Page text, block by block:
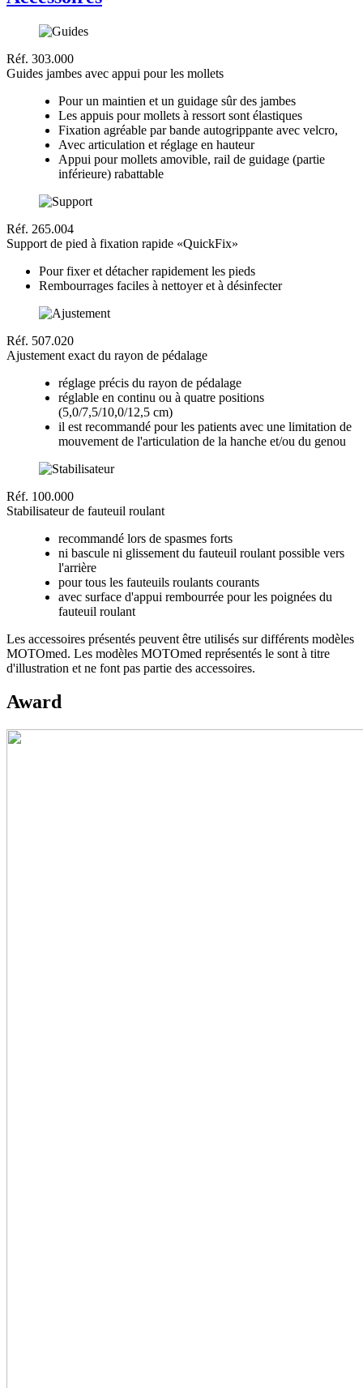
Réf. 303.000
Guides jambes avec appui pour les mollets
Pour un maintien et un guidage sûr des jambes
Les appuis pour mollets à ressort sont élastiques
Fixation agréable par bande autogrippante avec velcro,
Avec articulation et réglage en hauteur
Appui pour mollets amovible, rail de guidage (partie
inférieure) rabattable
Réf. 265.004
Support de pied à fixation rapide «QuickFix»
Pour fixer et détacher rapidement les pieds
Rembourrages faciles à nettoyer et à désinfecter
Réf. 507.020
Ajustement exact du rayon de pédalage
réglage précis du rayon de pédalage
réglable en continu ou à quatre positions
(5,0/7,5/10,0/12,5 cm)
il est recommandé pour les patients avec une limitation de
mouvement de l'articulation de la hanche et/ou du genou
Réf. 100.000
Stabilisateur de fauteuil roulant
recommandé lors de spasmes forts
ni bascule ni glissement du fauteuil roulant possible vers
l'arrière
pour tous les fauteuils roulants courants
avec surface d'appui rembourrée pour les poignées du
fauteuil roulant
Les accessoires présentés peuvent être utilisés sur différents modèles
MOTOmed. Les modèles MOTOmed représentés le sont à titre
d'illustration et ne font pas partie des accessoires.
Award